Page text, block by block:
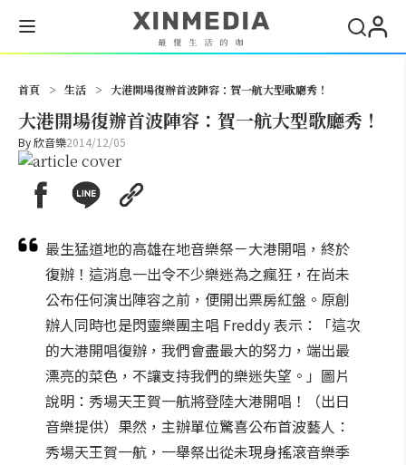
首頁 > 生活 > 大港開場復辦首波陣容：賀一航大型歌廳秀！
大港開場復辦首波陣容：賀一航大型歌廳秀！
By欣音樂2014/12/05
最生猛道地的高雄在地音樂祭－大港開唱，終於
復辦！這消息一出令不少樂迷為之瘋狂，在尚未
公布任何演出陣容之前，便開出票房紅盤。原創
辦人同時也是閃靈樂團主唱 Freddy 表示：「這次
的大港開唱復辦，我們會盡最大的努力，端出最
漂亮的菜色，不讓支持我們的樂迷失望。」圖片
說明：秀場天王賀一航將登陸大港開唱！（出日
音樂提供）果然，主辦單位驚喜公布首波藝人：
秀場天王賀一航，一舉祭出從未現身搖滾音樂季